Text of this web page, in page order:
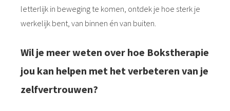
letterlijk in beweging te komen, ontdek je hoe sterk je
werkelijk bent, van binnen én van buiten.
Wil je meer weten over hoe Bokstherapie
jou kan helpen met het verbeteren van je
zelfvertrouwen?